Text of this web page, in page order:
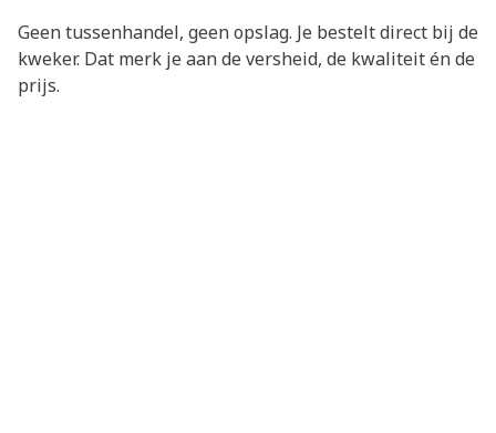
Geen tussenhandel, geen opslag. Je bestelt direct bij de
kweker. Dat merk je aan de versheid, de kwaliteit én de
prijs.